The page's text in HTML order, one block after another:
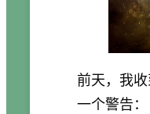
前天，我
一个警告：